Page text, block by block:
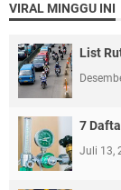
VIRAL MINGGU INI
List
7
Juli 13,